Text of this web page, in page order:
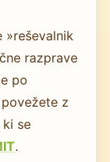
razprave
po
z
ki se
.